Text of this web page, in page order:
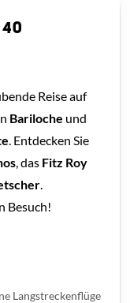
40
Reise auf
Bariloche und
. Entdecken Sie
, das Fitz Roy
.
Besuch!
Langstreckenflüge